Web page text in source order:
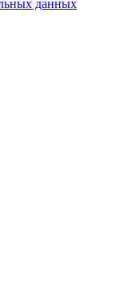
данных